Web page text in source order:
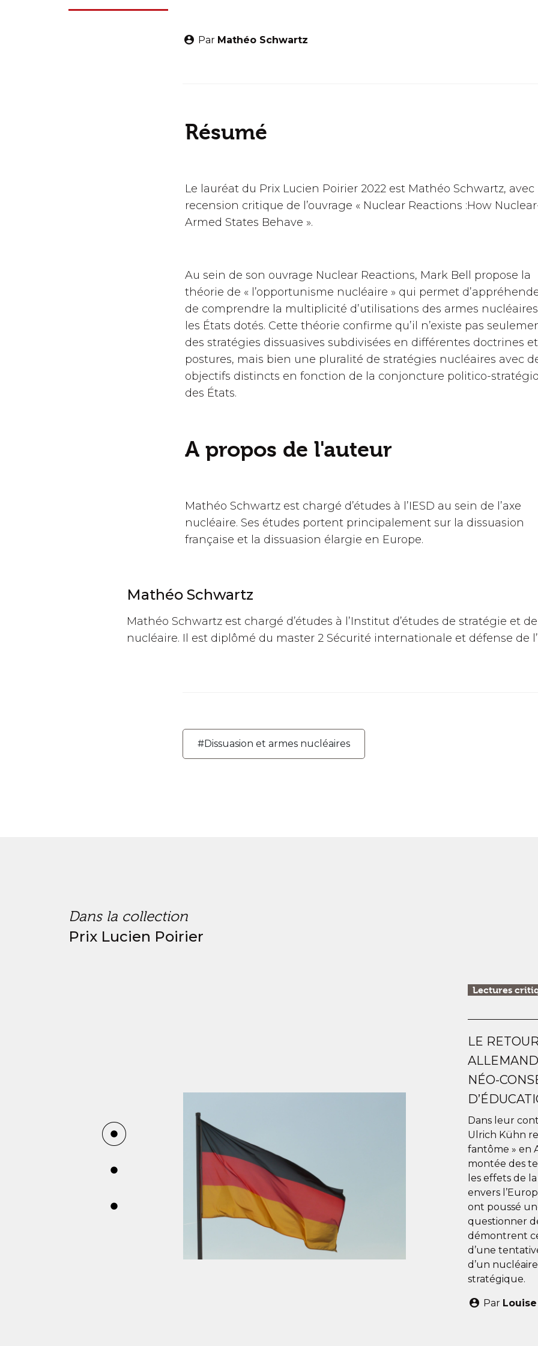
Par Mathéo Schwartz
Résumé
Le lauréat du Prix Lucien Poirier 2022 est Mathéo Schwartz, avec
recension critique de l’ouvrage « Nuclear Reactions :How
Armed States Behave ».
Au sein de son ouvrage Nuclear Reactions, Mark Bell propose la
théorie de « l’opportunisme nucléaire » qui permet
de comprendre la multiplicité d’utilisations des armes
les États dotés. Cette théorie confirme qu’il n’existe pas
des stratégies dissuasives subdivisées en différentes doctrines et
postures, mais bien une pluralité de stratégies nucléaires avec
objectifs distincts en fonction de la conjoncture politico-
des États.
A propos de l'auteur
Mathéo Schwartz est chargé d’études à l’IESD au sein de l’axe
nucléaire. Ses études portent principalement sur la dissuasion
française et la dissuasion élargie en Europe.
Mathéo Schwartz
Mathéo Schwartz est chargé d’études à l’Institut d’études de stratégie et
nucléaire. Il est diplômé du master 2 Sécurité internationale et défense de
#Dissuasion et armes nucléaires
Dans la collection
Prix Lucien Poirier
Lectures
LE
NÉO-
Dans leur
Ulrich Kühn
fantôme » en
montée des
les effets de
envers
ont poussé
questionner
démontrent
d’une
d’un
stratégique.
Par